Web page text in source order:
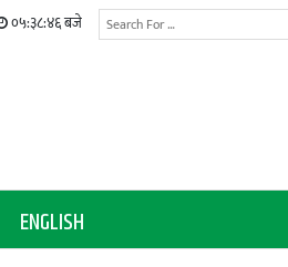
०५:३८:४७ बजे
ENGLISH